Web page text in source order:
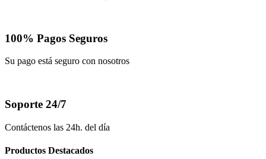
100% Pagos Seguros
Su pago está seguro con nosotros
Soporte 24/7
Contáctenos las 24h. del día
Productos Destacados